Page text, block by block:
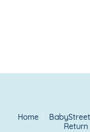
Home